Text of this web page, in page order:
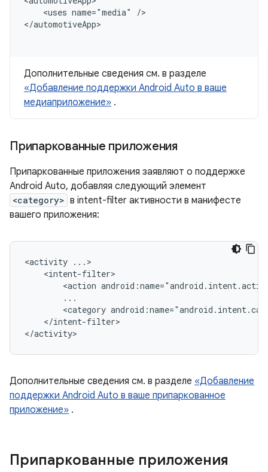
<uses name="media"
/>
Дополнительные сведения см. в разделе
«Добавление поддержки Android Auto в ваше
медиаприложение» .
Припаркованные приложения
Припаркованные приложения заявляют о поддержке
Android Auto, добавляя следующий элемент
<category> в intent-filter активности в манифесте
вашего приложения:
<activity
<action
<category
</intent-filter>
Дополнительные сведения см. в разделе «Добавление
поддержки Android Auto в ваше припаркованное
приложение» .
Припаркованные приложения